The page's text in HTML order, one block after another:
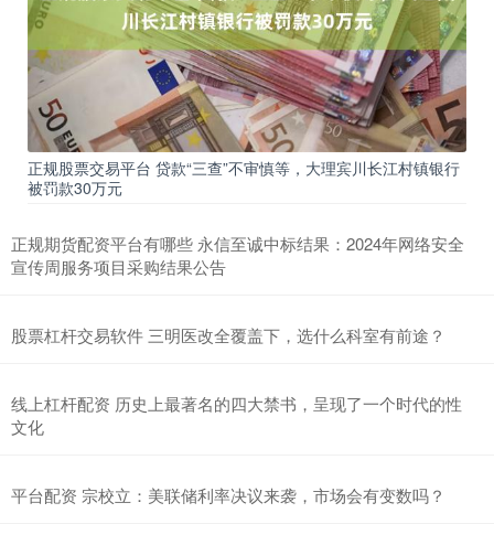
正规股票交易平台 贷款“三查”不审慎等，大理宾川长江村镇银行
被罚款30万元
正规期货配资平台有哪些 永信至诚中标结果：2024年网络安全
宣传周服务项目采购结果公告
股票杠杆交易软件 三明医改全覆盖下，选什么科室有前途？
线上杠杆配资 历史上最著名的四大禁书，呈现了一个时代的性
文化
平台配资 宗校立：美联储利率决议来袭，市场会有变数吗？